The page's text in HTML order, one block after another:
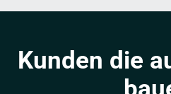
Kunden die